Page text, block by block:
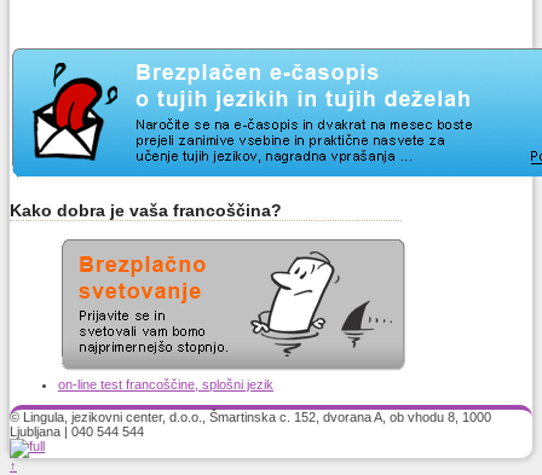
Kako dobra je vaša francoščina?
on-line test francoščine, splošni jezik
© Lingula, jezikovni center, d.o.o., Šmartinska c. 152, dvorana A, ob vhodu 8, 1000
Ljubljana | 040 544 544
↑